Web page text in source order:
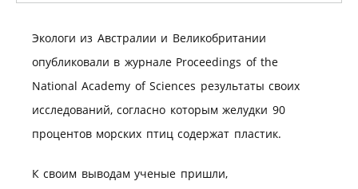
Экологи из Австралии и Великобритании
опубликовали в журнале Proceedings of the
National Academy of Sciences результаты своих
исследований, согласно которым желудки 90
процентов морских птиц содержат пластик.
К своим выводам ученые пришли,